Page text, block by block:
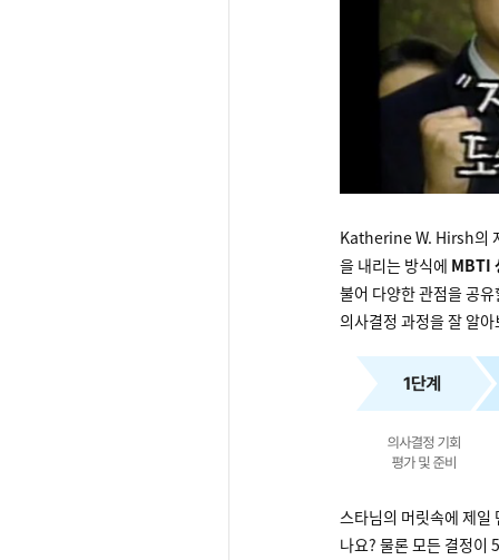
Katherine W. Hirsh의
을 내리는 방식에 MBTI
불어 다양한 관점을 공
의사결정 과정을 잘 알
스타님의 머릿속에 제일
나요? 물론 모든 결정이